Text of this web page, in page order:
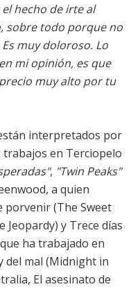
hecho de irte al
sobre todo porque no
muy doloroso. Lo
mi opinión, es que
muy alto por tu
interpretados por
trabajos en Terciopelo
, "Twin Peaks"
a quien
porvenir (The Sweet
y Trece días
ha trabajado en
del mal (Midnight in
El asesinato de